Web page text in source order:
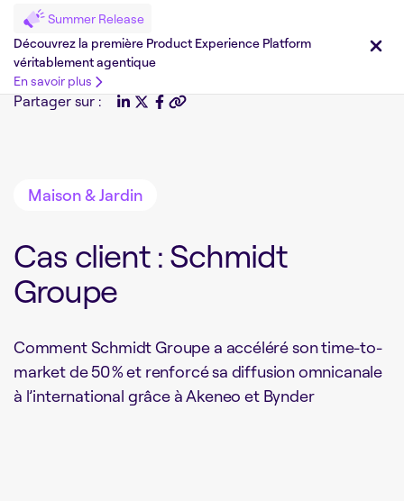
Summer Release
Découvrez la première Product Experience Platform
véritablement agentique
En savoir plus
Partager sur :
Maison & Jardin
Cas client : Schmidt
Groupe
Comment Schmidt Groupe a accéléré son time-to-
market de 50 % et renforcé sa diffusion omnicanale
à l’international grâce à Akeneo et Bynder